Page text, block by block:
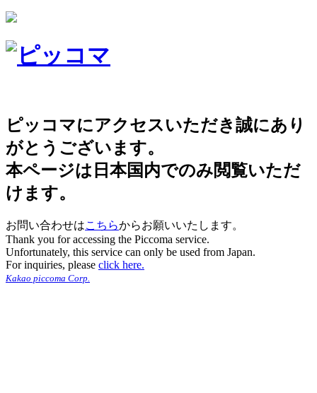
ピッコマにアクセスいただき誠にあり
がとうございます。
本ページは日本国内でのみ閲覧いただ
けます。
お問い合わせはこちらからお願いいたします。
Thank you for accessing the Piccoma service.
Unfortunately, this service can only be used from Japan.
For inquiries, please click here.
Kakao piccoma Corp.